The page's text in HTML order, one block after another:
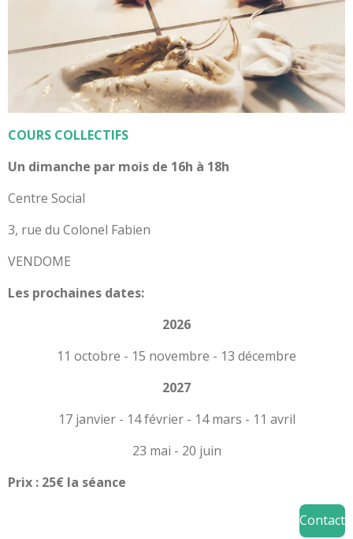
COURS COLLECTIFS
Un dimanche par mois de 16h à 18h
Centre Social
3, rue du Colonel Fabien
VENDOME
Les prochaines dates:
2026
11 octobre - 15 novembre - 13 décembre
2027
17 janvier - 14 février - 14 mars - 11 avril
23 mai - 20 juin
Prix : 25€ la séance
Contact